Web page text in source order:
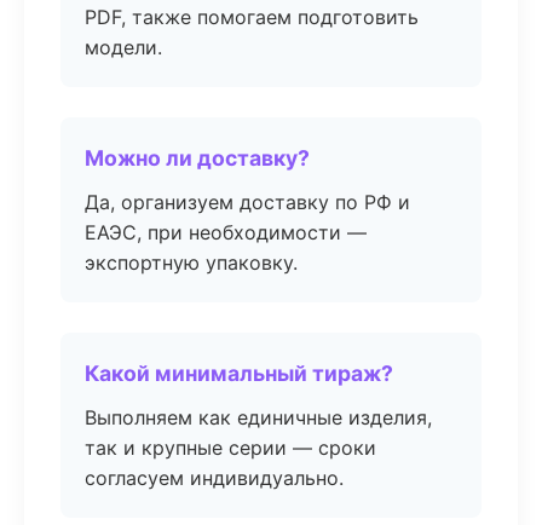
PDF, также помогаем подготовить
модели.
Можно ли доставку?
Да, организуем доставку по РФ и
ЕАЭС, при необходимости —
экспортную упаковку.
Какой минимальный тираж?
Выполняем как единичные изделия,
так и крупные серии — сроки
согласуем индивидуально.